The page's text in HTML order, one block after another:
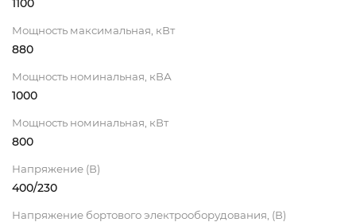
1100
Мощность максимальная, кВт
880
Мощность номинальная, кВА
1000
Мощность номинальная, кВт
800
Напряжение (В)
400/230
Напряжение бортового электрооборудования, (В)